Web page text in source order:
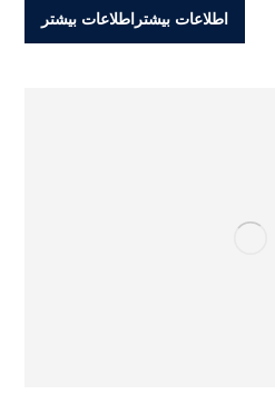
اطلاعات بیشتر اطلاعات بیشتر